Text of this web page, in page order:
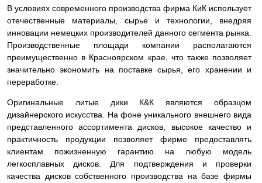
В условиях современного производства фирма КиК использует
отечественные материалы, сырье и технологии, внедряя
инновации немецких производителей данного сегмента рынка.
Производственные площади компании располагаются
преимущественно в Красноярском крае, что также позволяет
значительно экономить на поставке сырья, его хранении и
переработке.
Оригинальные литые дики К&К являются образцом
дизайнерского искусства. На фоне уникального внешнего вида
представленного ассортимента дисков, высокое качество и
практичность продукции позволяет фирме предоставлять
клиентам пожизненную гарантию на любую модель
легкосплавных дисков. Для подтверждения и проверки
качества дисков собственного производства на базе фирмы